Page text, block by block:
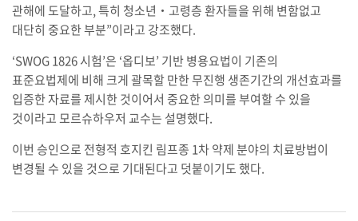
관해에 도달하고, 특히 청소년‧고령층 환자들을 위해 변함없고
대단히 중요한 부분”이라고 강조했다.
‘SWOG 1826 시험’은 ‘옵디보’ 기반 병용요법이 기존의
표준요법제에 비해 크게 괄목할 만한 무진행 생존기간의 개선효과를
입증한 자료를 제시한 것이어서 중요한 의미를 부여할 수 있을
것이라고 모르슈하우저 교수는 설명했다.
이번 승인으로 전형적 호지킨 림프종 1차 약제 분야의 치료방법이
변경될 수 있을 것으로 기대된다고 덧붙이기도 했다.